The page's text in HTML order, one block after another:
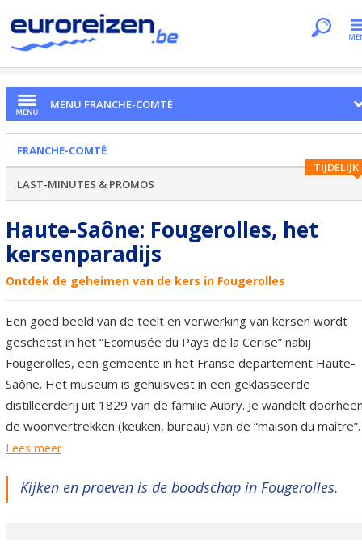
MENU FRANCHE-COMTÉ
FRANCHE-COMTÉ
TIJDELIJK
LAST-MINUTES & PROMOS
Haute-Saône: Fougerolles, het
kersenparadijs
Ontdek de geheimen van de kers in Fougerolles
Een goed beeld van de teelt en verwerking van kersen wordt
geschetst in het “Ecomusée du Pays de la Cerise” nabij
Fougerolles, een gemeente in het Franse departement Haute-
Saône. Het museum is gehuisvest in een geklasseerde
distilleerderij uit 1829 van de familie Aubry. Je wandelt
de woonvertrekken (keuken, bureau) van de “maison du maître”.
Lees meer
Kijken en proeven is de boodschap in Fougerolles.